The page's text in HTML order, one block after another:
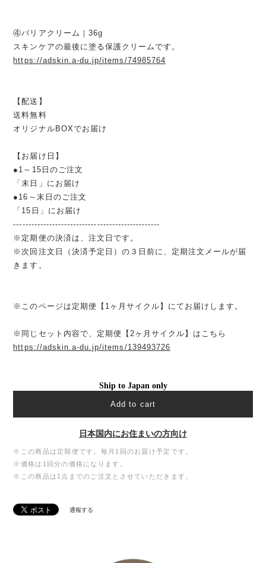
④バリアクリーム｜36g
スキンケアの最後に塗る保護クリームです。
https://adskin.a-du.jp/items/74985764
【配送】
送料無料
オリジナルBOXでお届け
【お届け日】
●1～15日のご注文
「末日」にお届け
●16～末日のご注文
「15日」にお届け
-------------------------------------------------
※定期便の決済は、注文日です。
※次回注文日（決済予定日）の３日前に、定期注文メールが届
きます。
※このページは定期便【1ヶ月サイクル】にてお届けします。
※同じセット内容で、定期便【2ヶ月サイクル】はこちら
https://adskin.a-du.jp/items/139493726
Ship to Japan only
Add to cart
日本国内にお住まいの方向け
※この商品は定期便です。毎月1回のお届け予定です。
※価格は1回分の価格になります。
※この商品は1点までのご注文とさせていただきます。
通報する